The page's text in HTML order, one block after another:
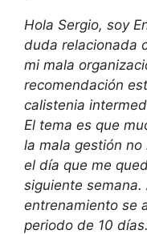
Hola Sergio, soy
duda relacionada
mi mala
recomendación
calistenia
El tema es que
la mala gestión
el día que me
siguiente
entrenamiento se
periodo de 10